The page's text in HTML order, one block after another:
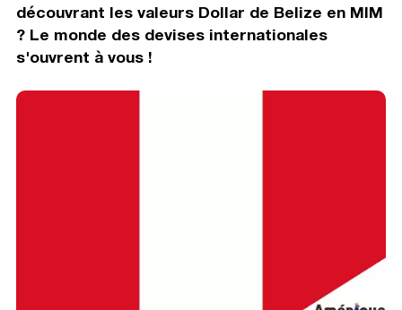
découvrant les valeurs Dollar de Belize en MIM
? Le monde des devises internationales
s'ouvrent à vous !